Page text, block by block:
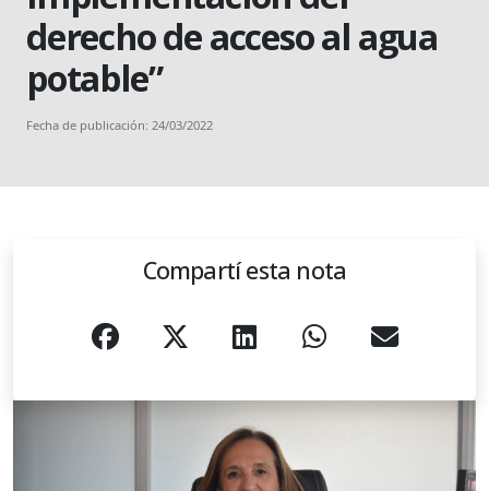
derecho de acceso al agua
potable”
Fecha de publicación: 24/03/2022
Compartí esta nota